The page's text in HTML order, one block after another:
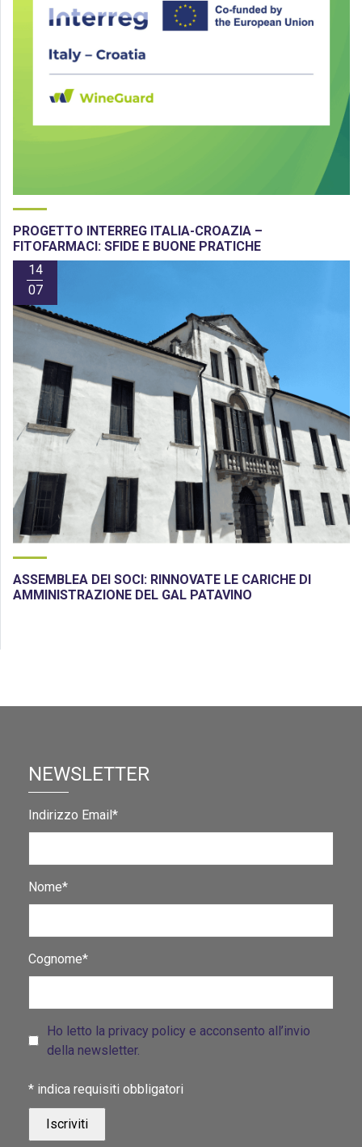
PROGETTO INTERREG ITALIA-CROAZIA –
FITOFARMACI: SFIDE E BUONE PRATICHE
14
07
ASSEMBLEA DEI SOCI: RINNOVATE LE CARICHE DI
AMMINISTRAZIONE DEL GAL PATAVINO
NEWSLETTER
Indirizzo Email*
Nome*
Cognome*
Ho letto la privacy policy e acconsento all’invio
della newsletter.
* indica requisiti obbligatori